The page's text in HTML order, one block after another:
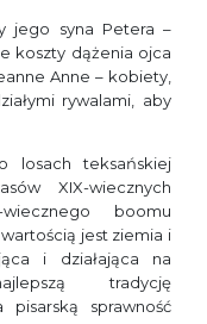
jego syna Petera –
koszty dążenia ojca
Anne – kobiety,
rywalami, aby
losach teksańskiej
XIX-wiecznych
boomu
jest ziemia i
i działająca na
tradycję
pisarską sprawność